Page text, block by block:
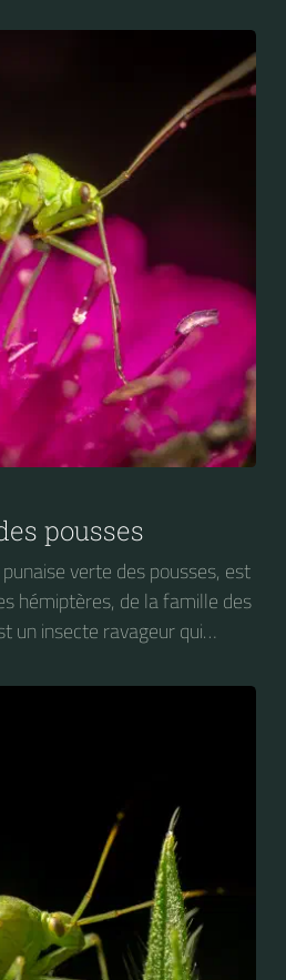
fruitiers et diverses plantes
de terre, tomate, haricot, des
dahlias, chrysanthèmes,
pousses
verte des pousses, est
hémiptères, de la famille des
un insecte ravageur qui
fruitiers et diverses plantes